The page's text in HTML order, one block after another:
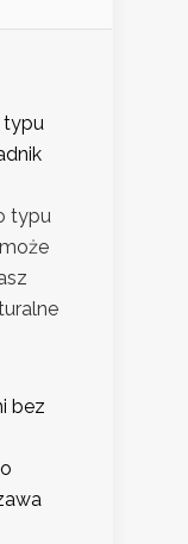
typu
typu
bez